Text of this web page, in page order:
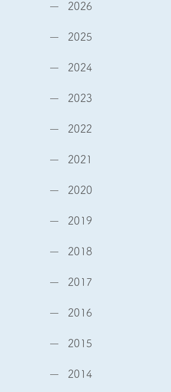
2026
2025
2024
2023
2022
2021
2020
2019
2018
2017
2016
2015
2014